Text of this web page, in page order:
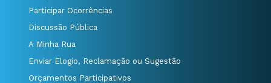
Participar Ocorrências
Discussão Pública
A Minha Rua
Enviar Elogio, Reclamação ou Sugestão
Orçamentos Participativos